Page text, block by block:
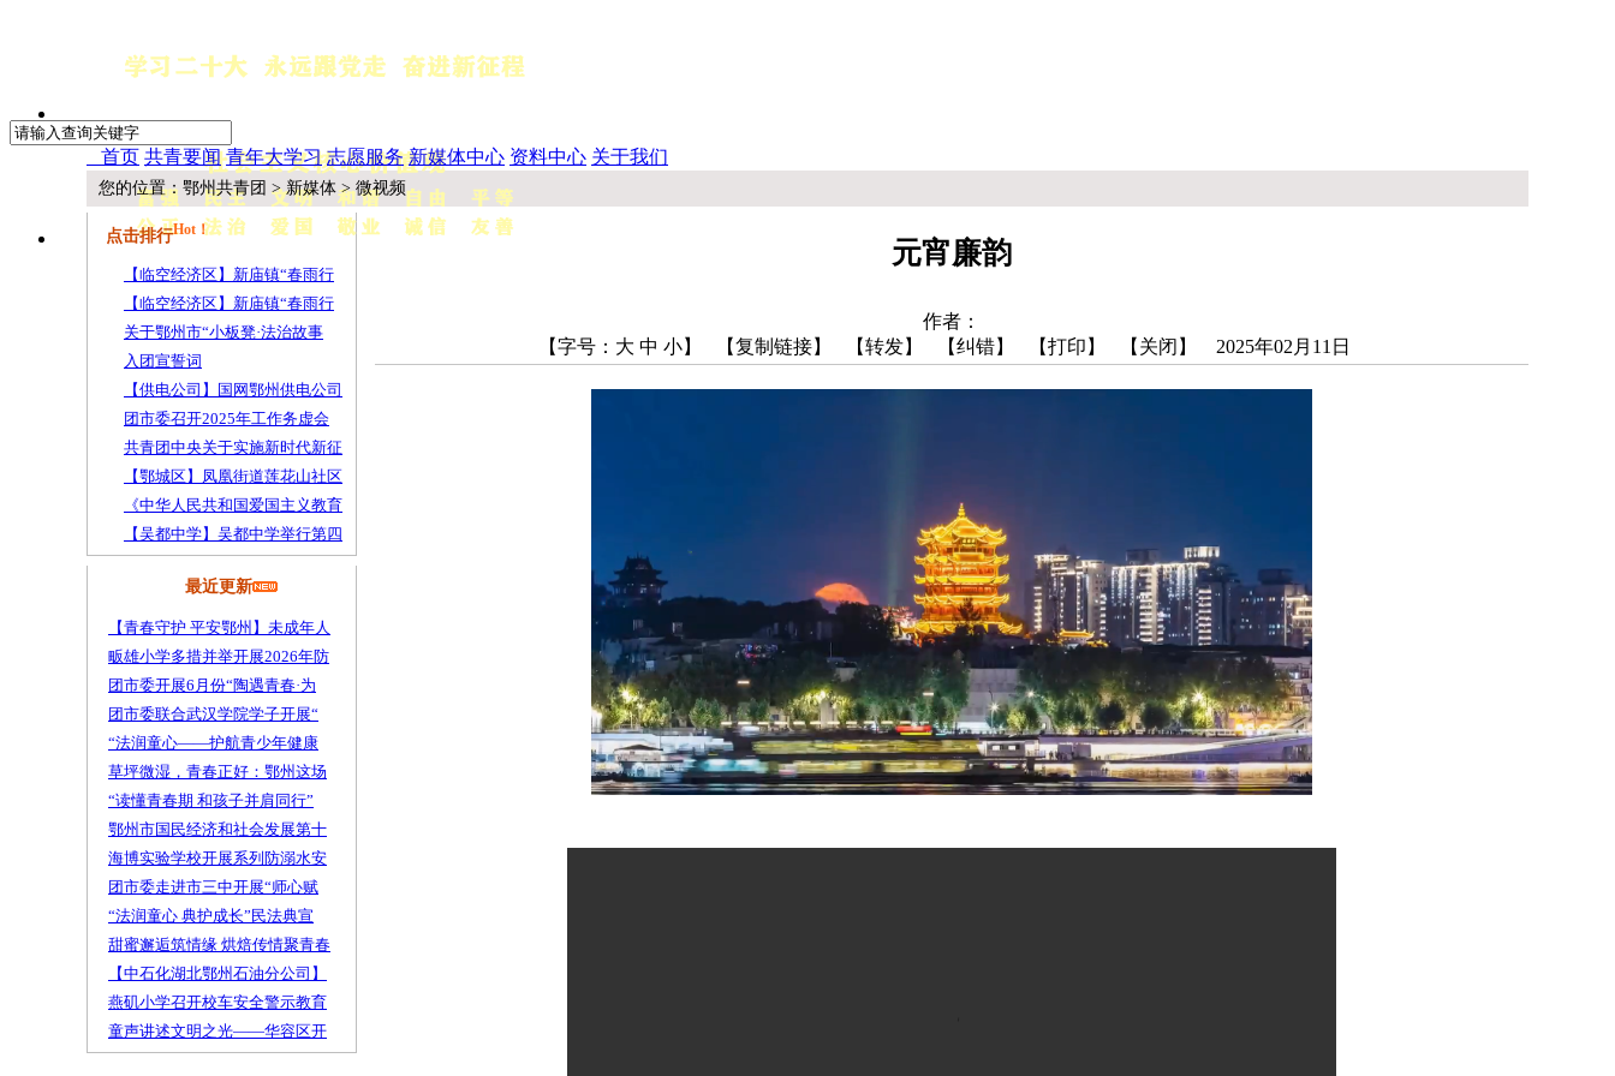
首页 共青要闻 青年大学习 志愿服务 新媒体中心 资料中心 关于我们
您的位置： 鄂州共青团 >新媒体 > 微视频
点击排行Hot！
【临空经济区】新庙镇“春雨行
【临空经济区】新庙镇“春雨行
关于鄂州市“小板凳·法治故事
入团宣誓词
【供电公司】国网鄂州供电公司
团市委召开2025年工作务虚会
共青团中央关于实施新时代新征
【鄂城区】凤凰街道莲花山社区
《中华人民共和国爱国主义教育
【吴都中学】吴都中学举行第四
最近更新
【青春守护 平安鄂州】未成年人
畈雄小学多措并举开展2026年防
团市委开展6月份“陶遇青春·为
团市委联合武汉学院学子开展“
“法润童心——护航青少年健康
草坪微湿，青春正好：鄂州这场
“读懂青春期 和孩子并肩同行”
鄂州市国民经济和社会发展第十
海博实验学校开展系列防溺水安
团市委走进市三中开展“师心赋
“法润童心 典护成长”民法典宣
甜蜜邂逅筑情缘 烘焙传情聚青春
【中石化湖北鄂州石油分公司】
燕矶小学召开校车安全警示教育
童声讲述文明之光——华容区开
元宵廉韵
作者：
【字号： 大 中 小】 【复制链接】 【转发】 【纠错】 【打印】 【关闭】 2025年02月11日